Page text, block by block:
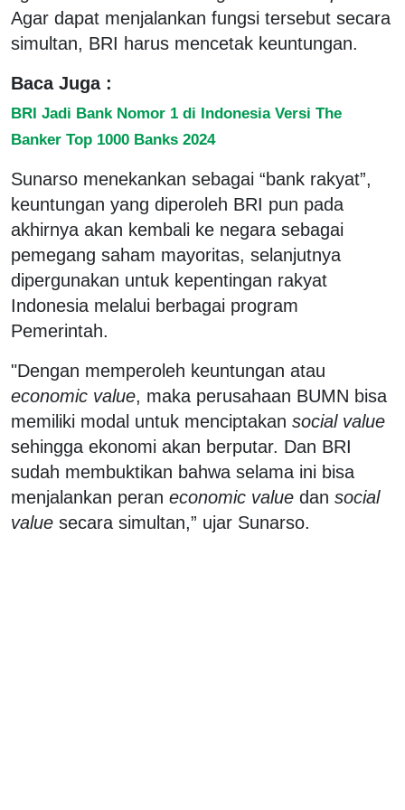
Agar dapat menjalankan fungsi tersebut secara
simultan, BRI harus mencetak keuntungan.
Baca Juga :
BRI Jadi Bank Nomor 1 di Indonesia Versi The
Banker Top 1000 Banks 2024
Sunarso menekankan sebagai “bank rakyat”,
keuntungan yang diperoleh BRI pun pada
akhirnya akan kembali ke negara sebagai
pemegang saham mayoritas, selanjutnya
dipergunakan untuk kepentingan rakyat
Indonesia melalui berbagai program
Pemerintah.
"Dengan memperoleh keuntungan atau
economic value, maka perusahaan BUMN bisa
memiliki modal untuk menciptakan social value
sehingga ekonomi akan berputar. Dan BRI
sudah membuktikan bahwa selama ini bisa
menjalankan peran economic value dan social
value secara simultan,” ujar Sunarso.